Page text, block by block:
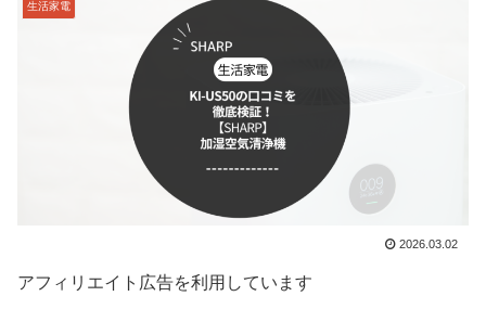
生活家電
2026.03.02
アフィリエイト広告を利用しています